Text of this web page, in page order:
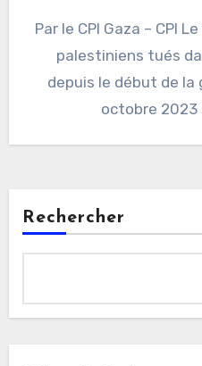
Par le CPI Gaza – CPI
palestiniens tués
depuis le début de la
octobre 2023
Rechercher